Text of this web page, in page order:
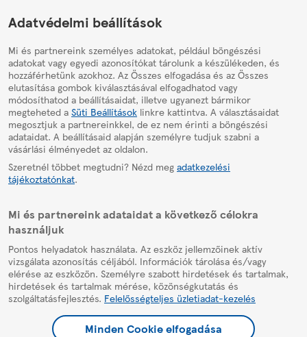
HelpPage
Adatvédelmi beállítások
Mi és partnereink személyes adatokat, például böngészési
adatokat vagy egyedi azonosítókat tárolunk a készülékeden, és
hozzáférhetünk azokhoz. Az Összes elfogadása és az Összes
elutasítása gombok kiválasztásával elfogadhatod vagy
módosíthatod a beállításaidat, illetve ugyanezt bármikor
megteheted a Süti Beállítások linkre kattintva. A választásaidat
megosztjuk a partnereinkkel, de ez nem érinti a böngészési
adataidat. A beállításaid alapján személyre tudjuk szabni a
vásárlási élményedet az oldalon.
Szeretnél többet megtudni? Nézd meg adatkezelési
tájékoztatónkat.
Mi és partnereink adataidat a következő célokra
használjuk
Pontos helyadatok használata. Az eszköz jellemzőinek aktív
vizsgálata azonosítás céljából. Információk tárolása és/vagy
elérése az eszközön. Személyre szabott hirdetések és tartalmak,
hirdetések és tartalmak mérése, közönségkutatás és
szolgáltatásfejlesztés. Felelősségteljes üzletiadat-kezelés
Minden Cookie elfogadása